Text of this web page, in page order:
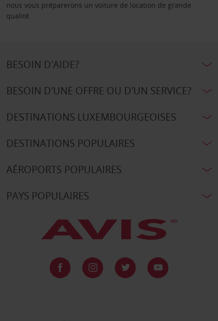
nous vous préparerons un voiture de location de grande
qualité.
BESOIN D'AIDE?
BESOIN D'UNE OFFRE OU D'UN SERVICE?
DESTINATIONS LUXEMBOURGEOISES
DESTINATIONS POPULAIRES
AÉROPORTS POPULAIRES
PAYS POPULAIRES